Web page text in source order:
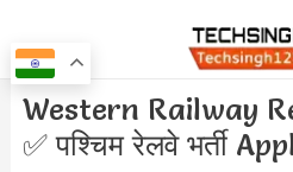
to
content
Western Railway
✅ पश्चिम रेलवे भर्ती
Post
navigation